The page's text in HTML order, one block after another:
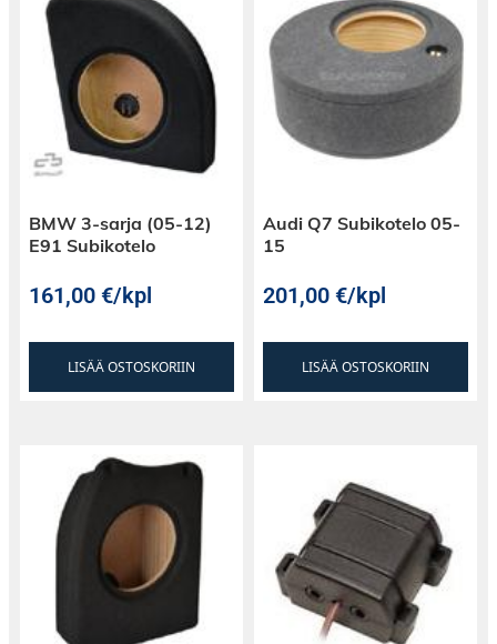
BMW 3-sarja (05-12)
E91 Subikotelo
161,00€/kpl
LISÄÄ OSTOSKORIIN
Audi Q7 Subikotelo 05-
15
201,00€/kpl
LISÄÄ OSTOSKORIIN